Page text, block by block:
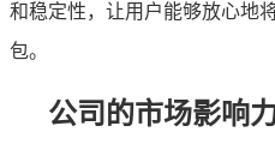
和稳定性，让用户能够放心地
包。
公司的市场影响